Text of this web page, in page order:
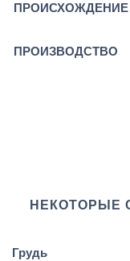
ПРОИСХОЖДЕНИЕ
ПРОИЗВОДСТВО
НЕКОТОРЫЕ
Грудь